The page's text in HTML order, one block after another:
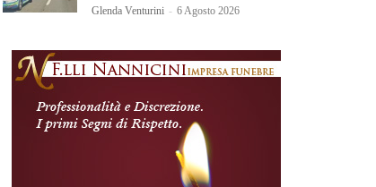
Glenda Venturini - 6 Agosto 2026